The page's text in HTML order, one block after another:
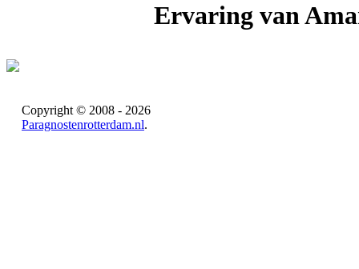
Ervaring van
Copyright © 2008 - 2026
Paragnostenrotterdam.nl.